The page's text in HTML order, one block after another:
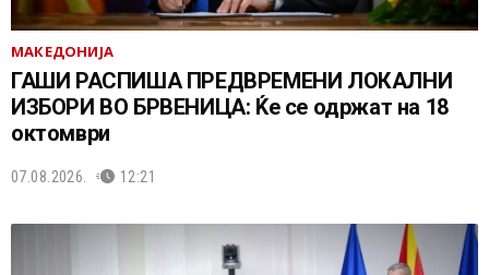
МАКЕДОНИЈА
ГАШИ РАСПИША ПРЕДВРЕМЕНИ ЛОКАЛНИ
ИЗБОРИ ВО БРВЕНИЦА: Ќе се одржат на 18
октомври
07.08.2026. 12:21